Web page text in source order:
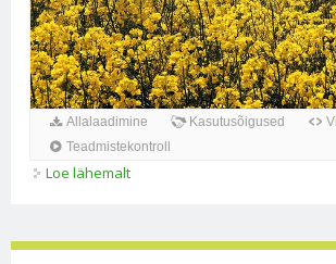
Loe lähemalt